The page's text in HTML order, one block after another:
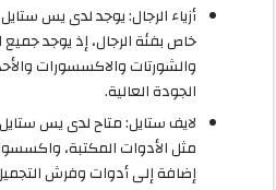
أزياء الرجال: يوجد لدى يس
خاص بفئة الرجال، إذ يوجد
والشورتات والاكسسورات
الجودة العالية.
لايف ستايل: متاح لدى يس
مثل الأدوات المكتبة،
إضافة إلى أدوات وفرش